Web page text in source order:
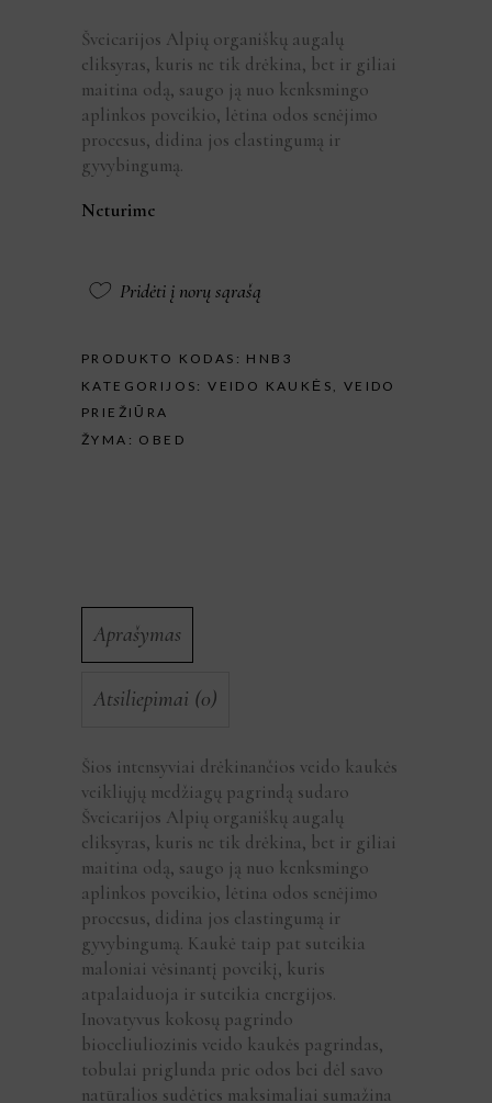
Šveicarijos Alpių organiškų augalų
eliksyras, kuris ne tik drėkina, bet ir giliai
maitina odą, saugo ją nuo kenksmingo
aplinkos poveikio, lėtina odos senėjimo
procesus, didina jos elastingumą ir
gyvybingumą.
Neturime
Pridėti į norų sąrašą
PRODUKTO KODAS: HNB3
KATEGORIJOS:VEIDO KAUKĖS
VEIDO
PRIEŽIŪRA
ŽYMA: OBED
Aprašymas
Atsiliepimai (0)
Šios intensyviai drėkinančios veido kaukės
veikliųjų medžiagų pagrindą sudaro
Šveicarijos Alpių organiškų augalų
eliksyras, kuris ne tik drėkina, bet ir giliai
maitina odą, saugo ją nuo kenksmingo
aplinkos poveikio, lėtina odos senėjimo
procesus, didina jos elastingumą ir
gyvybingumą. Kaukė taip pat suteikia
maloniai vėsinantį poveikį, kuris
atpalaiduoja ir suteikia energijos.
Inovatyvus kokosų pagrindo
bioceliuliozinis veido kaukės pagrindas,
tobulai priglunda prie odos bei dėl savo
natūralios sudėties maksimaliai sumažina